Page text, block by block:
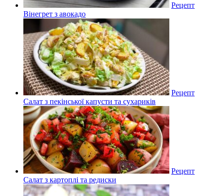
Рецепт
Вінегрет з авокадо
Рецепт
Салат з пекінської капусти та сухариків
Рецепт
Салат з картоплі та редиски